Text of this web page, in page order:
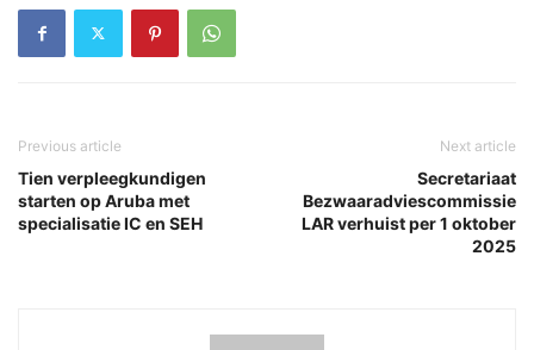
Previous article
Tien verpleegkundigen
starten op Aruba met
specialisatie IC en SEH
Next article
Secretariaat
Bezwaaradviescommissie
LAR verhuist per 1 oktober
2025